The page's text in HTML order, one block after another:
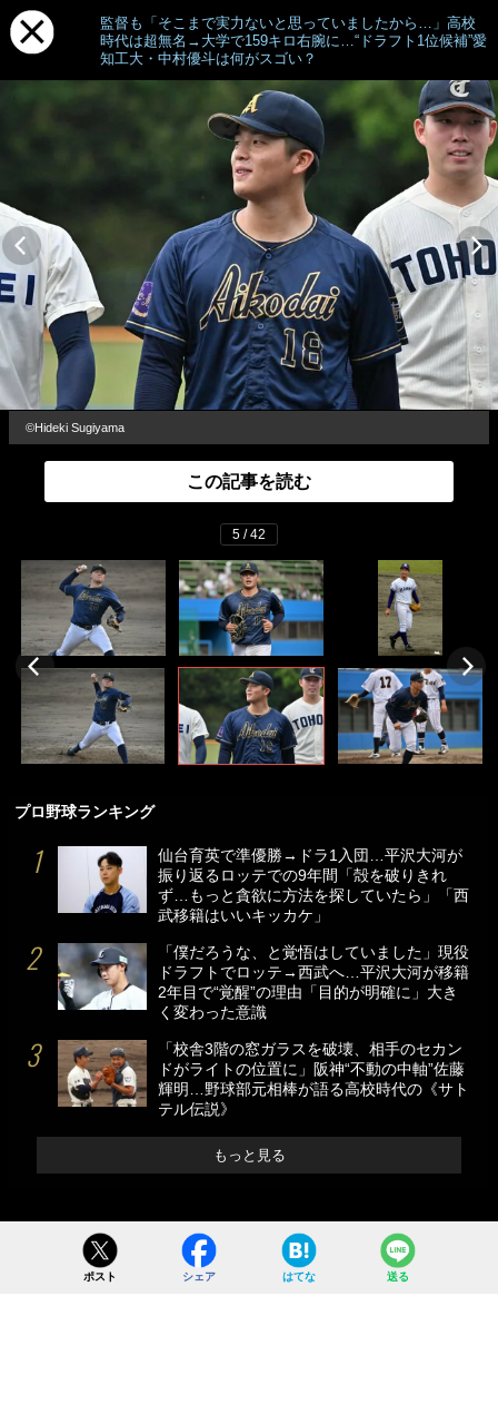
監督も「そこまで実力ないと思っていましたから…」高校
時代は超無名→大学で159キロ右腕に…“ドラフト1位候補”愛
知工大・中村優斗は何がスゴい？
©︎Hideki Sugiyama
この記事を読む
5 / 42
プロ野球ランキング
仙台育英で準優勝→ドラ1入団…平沢大河が
振り返るロッテでの9年間「殻を破りきれ
ず…もっと貪欲に方法を探していたら」「西
武移籍はいいキッカケ」
「僕だろうな、と覚悟はしていました」現役
ドラフトでロッテ→西武へ…平沢大河が移籍
2年目で“覚醒”の理由「目的が明確に」大き
く変わった意識
「校舎3階の窓ガラスを破壊、相手のセカン
ドがライトの位置に」阪神“不動の中軸”佐藤
輝明…野球部元相棒が語る高校時代の《サト
テル伝説》
もっと見る
ポスト シェア はてな 送る